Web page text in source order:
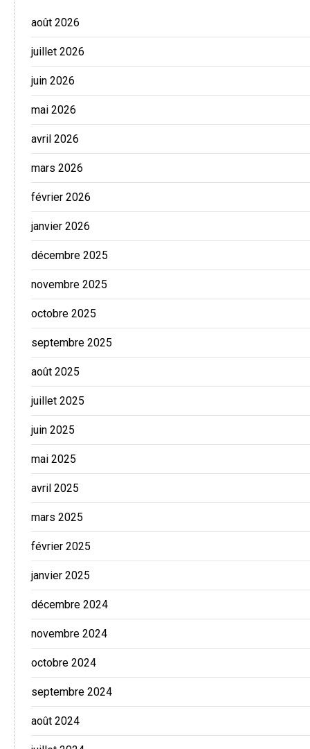
août 2026
juillet 2026
juin 2026
mai 2026
avril 2026
mars 2026
février 2026
janvier 2026
décembre 2025
novembre 2025
octobre 2025
septembre 2025
août 2025
juillet 2025
juin 2025
mai 2025
avril 2025
mars 2025
février 2025
janvier 2025
décembre 2024
novembre 2024
octobre 2024
septembre 2024
août 2024